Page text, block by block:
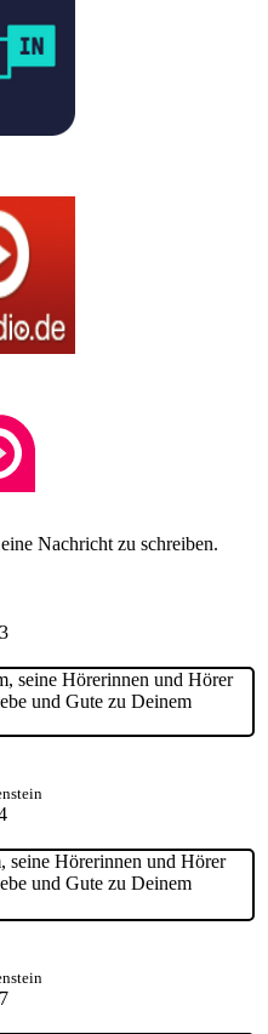
Nachricht zu schreiben.
seine Hörerinnen und Hörer
und Gute zu Deinem
seine Hörerinnen und Hörer
und Gute zu Deinem